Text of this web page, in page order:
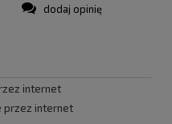
dodaj opinię